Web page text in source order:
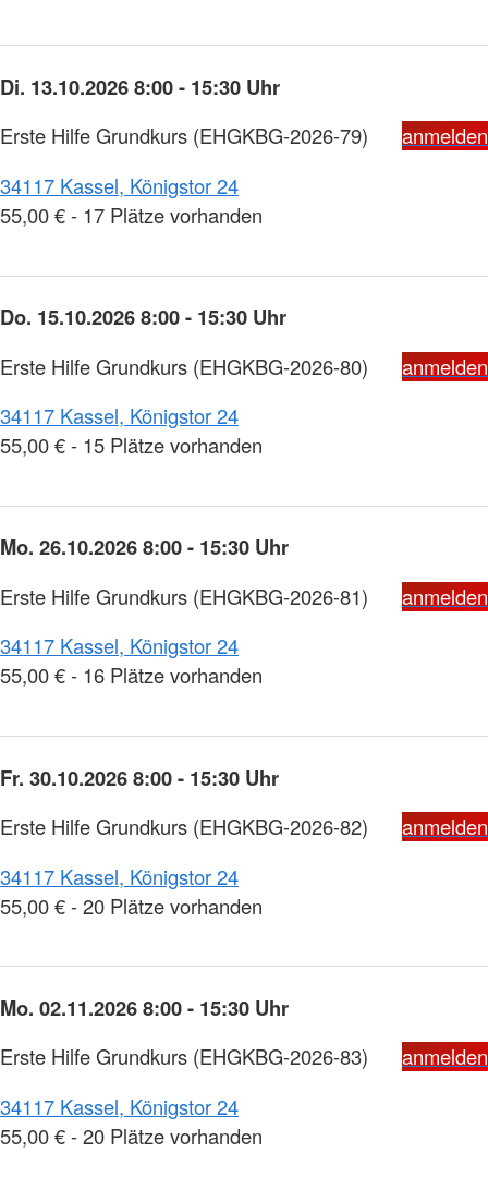
Di. 13.10.2026 8:00 - 15:30 Uhr
Erste Hilfe Grundkurs (EHGKBG-2026-79)
anmelden
34117 Kassel, Königstor 24
55,00 € - 17 Plätze vorhanden
Do. 15.10.2026 8:00 - 15:30 Uhr
Erste Hilfe Grundkurs (EHGKBG-2026-80)
anmelden
34117 Kassel, Königstor 24
55,00 € - 15 Plätze vorhanden
Mo. 26.10.2026 8:00 - 15:30 Uhr
Erste Hilfe Grundkurs (EHGKBG-2026-81)
anmelden
34117 Kassel, Königstor 24
55,00 € - 16 Plätze vorhanden
Fr. 30.10.2026 8:00 - 15:30 Uhr
Erste Hilfe Grundkurs (EHGKBG-2026-82)
anmelden
34117 Kassel, Königstor 24
55,00 € - 20 Plätze vorhanden
Mo. 02.11.2026 8:00 - 15:30 Uhr
Erste Hilfe Grundkurs (EHGKBG-2026-83)
anmelden
34117 Kassel, Königstor 24
55,00 € - 20 Plätze vorhanden